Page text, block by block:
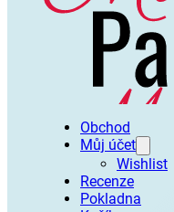
Obchod
Můj účet
Wishlist
Recenze
Pokladna